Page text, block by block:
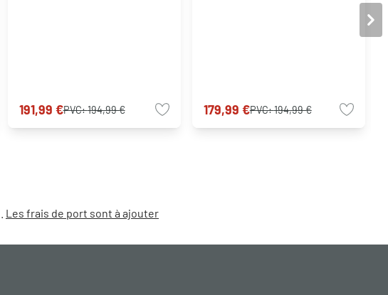
191,99 €PVC:194,99 € 179,99 €PVC:194,99 €
Les frais de port sont à ajouter